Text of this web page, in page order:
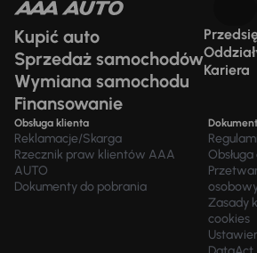
Kupić auto
Sprzedaż samochodów
Wymiana samochodu
Finansowanie
Kariera
Obsługa klienta
Reklamacje/Skarga
Rzecznik praw klientów AAA
AUTO
Dokumenty do pobrania
Zasady
cookies